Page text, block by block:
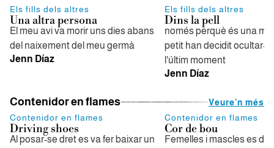
Els fills dels altres
Una altra persona
El meu avi va morir uns dies abans
del naixement del meu germà
Jenn Díaz
Els fills dels altres
Dins la pell
només perquè és una
petit han decidit ocultar-
l'últim moment
Jenn Díaz
Contenidor en flames
Veure'n més
Contenidor en flames
Driving shoes
Al posar-se dret es va fer baixar un
Contenidor en flames
Cor de bou
Femelles i mascles es